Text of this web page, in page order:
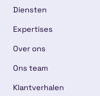
Diensten
Expertises
Over ons
Ons team
Klantverhalen